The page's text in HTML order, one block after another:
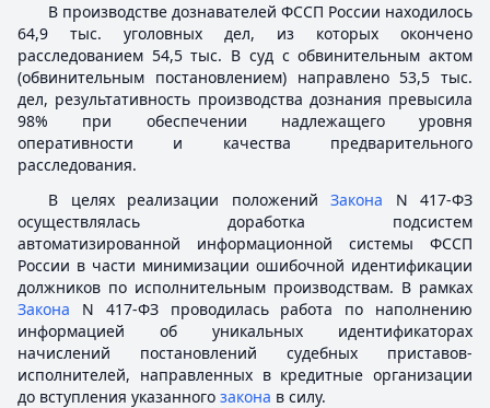
В производстве дознавателей ФССП России находилось
64,9 тыс. уголовных дел, из которых окончено
расследованием 54,5 тыс. В суд с обвинительным актом
(обвинительным постановлением) направлено 53,5 тыс.
дел, результативность производства дознания превысила
98% при обеспечении надлежащего уровня
оперативности и качества предварительного
расследования.
В целях реализации положений Закона N 417-ФЗ
осуществлялась доработка подсистем
автоматизированной информационной системы ФССП
России в части минимизации ошибочной идентификации
должников по исполнительным производствам. В рамках
Закона N 417-ФЗ проводилась работа по наполнению
информацией об уникальных идентификаторах
начислений постановлений судебных приставов-
исполнителей, направленных в кредитные организации
до вступления указанного закона в силу.